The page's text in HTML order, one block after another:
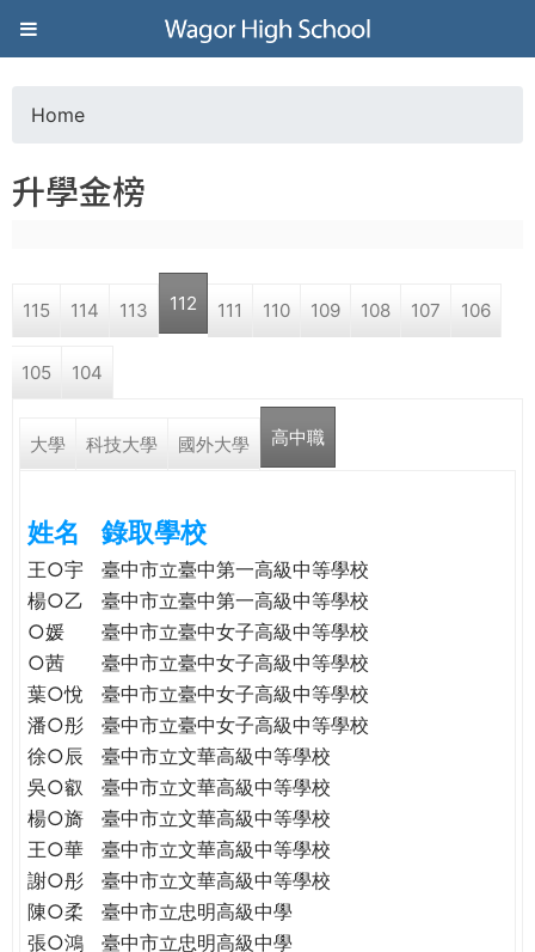
Jump to navigation
葳
格
高
學
格。
o
a
r
e
e
r
e
Home
升學金榜
115 114 113 112 111 110 109 108 107 106
105 104
大學 科技大學 國外大學 高中職
姓名 錄取學校
王○宇
臺中市立臺中第一高級中等學校
楊○乙
臺中市立臺中第一高級中等學校
○媛
臺中市立臺中女子高級中等學校
○茜
臺中市立臺中女子高級中等學校
葉○悅
臺中市立臺中女子高級中等學校
潘○彤
臺中市立臺中女子高級中等學校
徐○辰
臺中市立文華高級中等學校
吳○叡
臺中市立文華高級中等學校
楊○旖
臺中市立文華高級中等學校
王○華
臺中市立文華高級中等學校
謝○彤
臺中市立文華高級中等學校
陳○柔
臺中市立忠明高級中學
張○鴻
臺中市立忠明高級中學